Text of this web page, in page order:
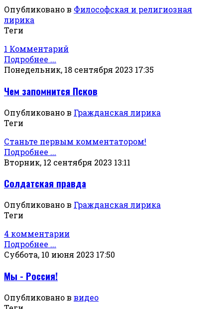
Опубликовано в Философская и религиозная
лирика
Теги
1 Комментарий
Подробнее ...
Понедельник, 18 сентября 2023 17:35
Чем запомнится Псков
Опубликовано в Гражданская лирика
Теги
Станьте первым комментатором!
Подробнее ...
Вторник, 12 сентября 2023 13:11
Солдатская правда
Опубликовано в Гражданская лирика
Теги
4 комментарии
Подробнее ...
Суббота, 10 июня 2023 17:50
Мы - Россия!
Опубликовано в видео